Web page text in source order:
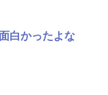
白かったよな